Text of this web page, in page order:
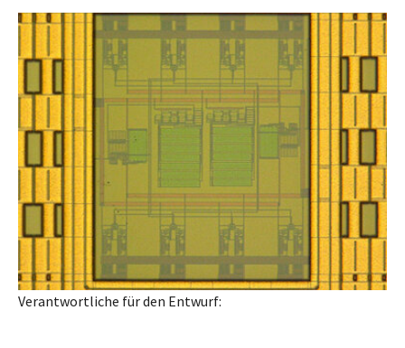
Verantwortliche für den Entwurf: